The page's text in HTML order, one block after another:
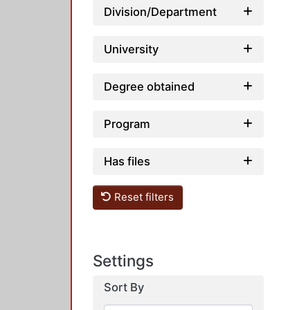
Division/Department
University
Degree obtained
Program
Has files
Reset filters
Settings
Sort By